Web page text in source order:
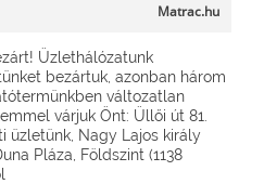
Matrac.hu
Üzlethálózatunk
bezártuk, azonban három
változatlan
várjuk Önt: Üllői út 81.
üzletünk, Nagy Lajos király
Pláza, Földszint (1138